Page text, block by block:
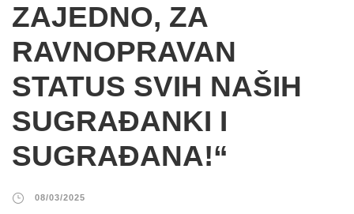
ZAJEDNO, ZA
RAVNOPRAVAN
STATUS SVIH NAŠIH
SUGRAĐANKI I
SUGRAĐANA!“
08/03/2025